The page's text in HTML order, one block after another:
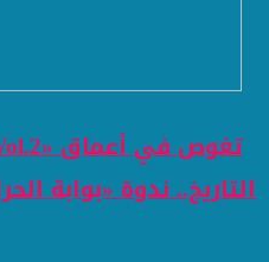
التاريخ.. ندوة «بوابة